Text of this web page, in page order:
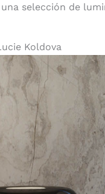
selección de
Koldova